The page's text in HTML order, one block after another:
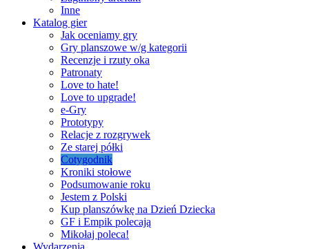
Inne
Katalog gier
Jak oceniamy gry
Gry planszowe w/g kategorii
Recenzje i rzuty oka
Patronaty
Love to hate!
Love to upgrade!
e-Gry
Prototypy
Relacje z rozgrywek
Ze starej półki
Cotygodnik
Kroniki stołowe
Podsumowanie roku
Jestem z Polski
Kup planszówkę na Dzień Dziecka
GF i Empik polecają
Mikołaj poleca!
Wydarzenia